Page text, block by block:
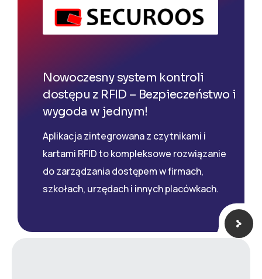
Nowoczesny system kontroli
dostępu z RFID – Bezpieczeństwo i
wygoda w jednym!
Aplikacja zintegrowana z czytnikami i
kartami RFID to kompleksowe rozwiązanie
do zarządzania dostępem w firmach,
szkołach, urzędach i innych placówkach.